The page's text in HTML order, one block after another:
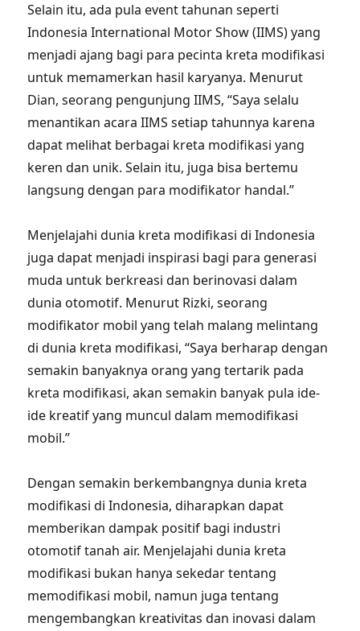
Selain itu, ada pula event tahunan seperti
Indonesia International Motor Show (IIMS) yang
menjadi ajang bagi para pecinta kreta modifikasi
untuk memamerkan hasil karyanya. Menurut
Dian, seorang pengunjung IIMS, “Saya selalu
menantikan acara IIMS setiap tahunnya karena
dapat melihat berbagai kreta modifikasi yang
keren dan unik. Selain itu, juga bisa bertemu
langsung dengan para modifikator handal.”
Menjelajahi dunia kreta modifikasi di Indonesia
juga dapat menjadi inspirasi bagi para generasi
muda untuk berkreasi dan berinovasi dalam
dunia otomotif. Menurut Rizki, seorang
modifikator mobil yang telah malang melintang
di dunia kreta modifikasi, “Saya berharap dengan
semakin banyaknya orang yang tertarik pada
kreta modifikasi, akan semakin banyak pula ide-
ide kreatif yang muncul dalam memodifikasi
mobil.”
Dengan semakin berkembangnya dunia kreta
modifikasi di Indonesia, diharapkan dapat
memberikan dampak positif bagi industri
otomotif tanah air. Menjelajahi dunia kreta
modifikasi bukan hanya sekedar tentang
memodifikasi mobil, namun juga tentang
mengembangkan kreativitas dan inovasi dalam